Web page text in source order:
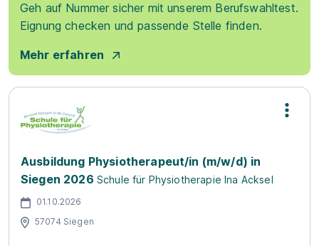
Geh auf Nummer sicher mit unserem Berufswahltest.
Eignung checken und passende Stelle finden.
Mehr erfahren
Ausbildung Physiotherapeut/in (m/w/d) in
Siegen 2026 Schule für Physiotherapie Ina Acksel
01.10.2026
57074 Siegen